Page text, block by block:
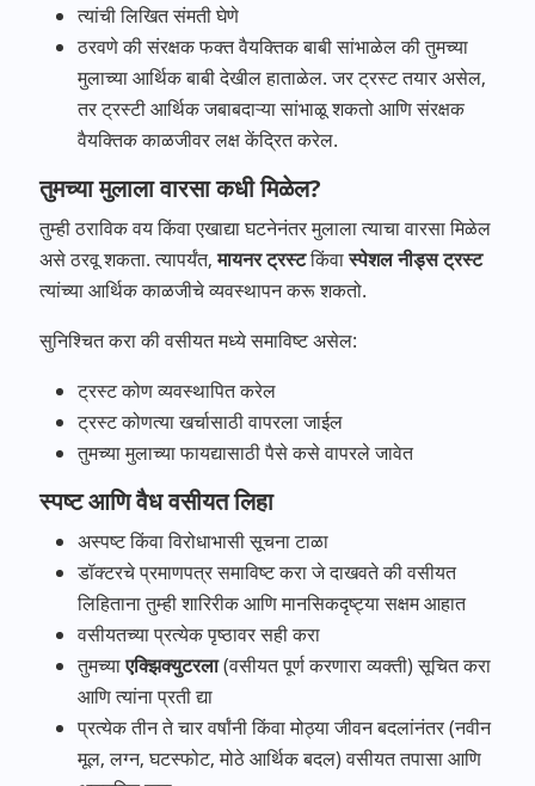
त्यांची लिखित संमती घेणे
ठरवणे की संरक्षक फक्त वैयक्तिक बाबी सांभाळेल की तुमच्या
मुलाच्या आर्थिक बाबी देखील हाताळेल. जर ट्रस्ट तयार असेल,
तर ट्रस्टी आर्थिक जबाबदाऱ्या सांभाळू शकतो आणि संरक्षक
वैयक्तिक काळजीवर लक्ष केंद्रित करेल.
तुमच्या मुलाला वारसा कधी मिळेल?
तुम्ही ठराविक वय किंवा एखाद्या घटनेनंतर मुलाला त्याचा वारसा मिळेल
असे ठरवू शकता. त्यापर्यंत,मायनर ट्रस्टकिंवास्पेशल नीड्स ट्रस्ट
त्यांच्या आर्थिक काळजीचे व्यवस्थापन करू शकतो.
सुनिश्चित करा की वसीयत मध्ये समाविष्ट असेल:
ट्रस्ट कोण व्यवस्थापित करेल
ट्रस्ट कोणत्या खर्चासाठी वापरला जाईल
तुमच्या मुलाच्या फायद्यासाठी पैसे कसे वापरले जावेत
स्पष्ट आणि वैध वसीयत लिहा
अस्पष्ट किंवा विरोधाभासी सूचना टाळा
डॉक्टरचे प्रमाणपत्र समाविष्ट करा जे दाखवते की वसीयत
लिहिताना तुम्ही शारिरीक आणि मानसिकदृष्ट्या सक्षम आहात
वसीयतच्या प्रत्येक पृष्ठावर सही करा
तुमच्याएक्झिक्युटरला(वसीयत पूर्ण करणारा व्यक्ती) सूचित करा
आणि त्यांना प्रती द्या
प्रत्येक तीन ते चार वर्षांनी किंवा मोठ्या जीवन बदलांनंतर (नवीन
मूल, लग्न, घटस्फोट, मोठे आर्थिक बदल) वसीयत तपासा आणि